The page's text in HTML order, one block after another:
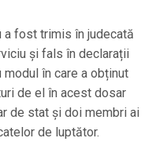
a fost trimis în judecată
și fals în declarații
în care a obținut
de el în acest dosar
de stat și doi membri ai
de luptător.